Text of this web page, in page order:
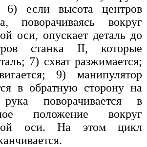
6) если высота центров
поворачиваясь вокруг
оси, опускает деталь до
станка II, которые
7) схват разжимается;
9) манипулятор
в обратную сторону на
поворачивается в
положение вокруг
оси. На этом цикл